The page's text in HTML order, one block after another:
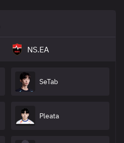
NS.EA
SeTab
Pleata